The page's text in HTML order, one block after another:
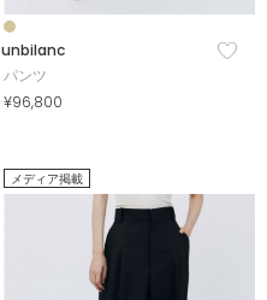
unbilanc
パンツ
¥96,800
メディア掲載